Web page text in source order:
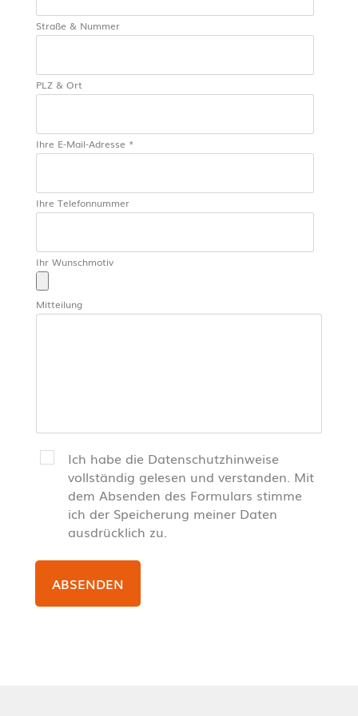
Straße & Nummer
PLZ & Ort
Ihre E-Mail-Adresse *
Ihre Telefonnummer
Ihr Wunschmotiv
Mitteilung
Ich habe die Datenschutzhinweise
vollständig gelesen und verstanden. Mit
dem Absenden des Formulars stimme
ich der Speicherung meiner Daten
ausdrücklich zu.
ABSENDEN